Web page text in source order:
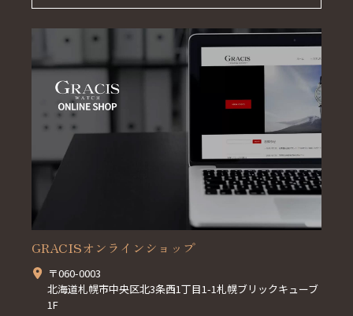
GRACISオンラインショップ
〒060-0003
北海道札幌市中央区北3条西1丁目1-1札幌ブリックキューブ
1F